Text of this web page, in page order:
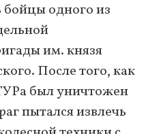
бойцы одного из
им. князя
После того, как
был уничтожен
пытался извлечь